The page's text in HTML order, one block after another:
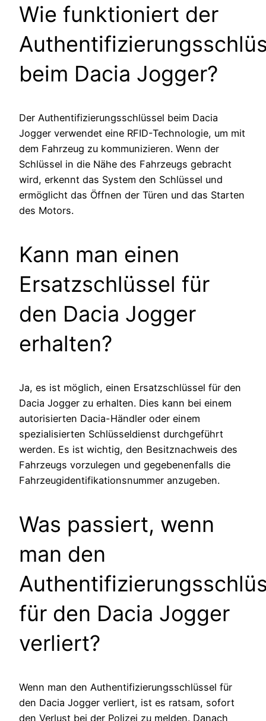
Wie funktioniert der
beim Dacia Jogger?
Der Authentifizierungsschlüssel beim Dacia
Jogger verwendet eine RFID-Technologie, um mit
dem Fahrzeug zu kommunizieren. Wenn der
Schlüssel in die Nähe des Fahrzeugs gebracht
wird, erkennt das System den Schlüssel und
ermöglicht das Öffnen der Türen und das Starten
des Motors.
Kann man einen
Ersatzschlüssel für
den Dacia Jogger
erhalten?
Ja, es ist möglich, einen Ersatzschlüssel für den
Dacia Jogger zu erhalten. Dies kann bei einem
autorisierten Dacia-Händler oder einem
spezialisierten Schlüsseldienst durchgeführt
werden. Es ist wichtig, den Besitznachweis des
Fahrzeugs vorzulegen und gegebenenfalls die
Fahrzeugidentifikationsnummer anzugeben.
Was passiert, wenn
man den
für den Dacia Jogger
verliert?
Wenn man den Authentifizierungsschlüssel für
den Dacia Jogger verliert, ist es ratsam, sofort
den Verlust bei der Polizei zu melden. Danach